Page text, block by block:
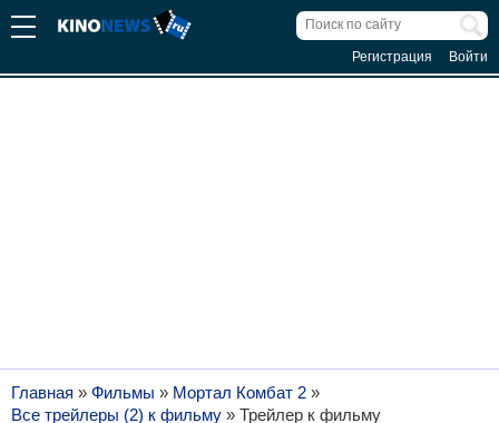
Регистрация Войти
Главная » Фильмы » Мортал Комбат 2 »
Все трейлеры (2) к фильму » Трейлер к фильму